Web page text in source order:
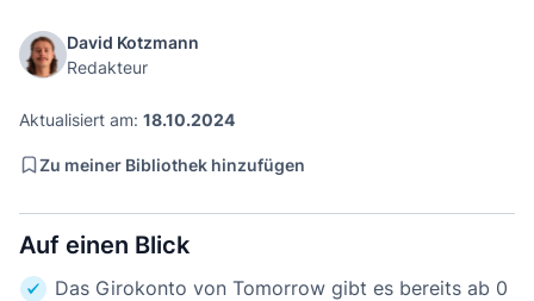
David Kotzmann
Redakteur
Aktualisiert am: 18.10.2024
Zu meiner Bibliothek hinzufügen
Auf einen Blick
Das Girokonto von Tomorrow gibt es bereits ab 0